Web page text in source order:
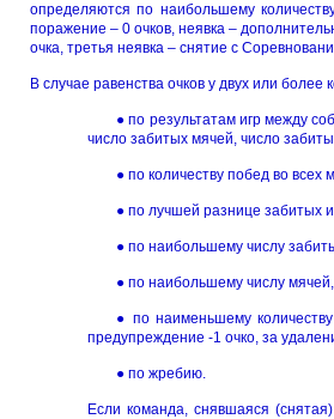
определяются по наибольшему
поражение – 0 очков, неявка –
очка, третья неявка – снятие с
В случае равенства очков у двух или
● по результатам игр между
число забитых мячей, число
● по количеству побед во всех
● по лучшей разнице забитых
● по наибольшему числу
● по наибольшему числу
● по наименьшему
предупреждение -1 очко, за
● по жребию.
Если команда, снявшаяся